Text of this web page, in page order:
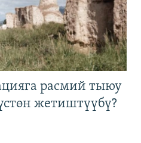
расмий тыюу
жетиштүүбү?